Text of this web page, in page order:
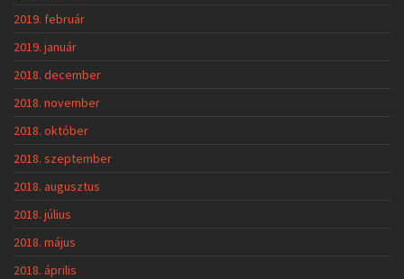
2019. február
2019. január
2018. december
2018. november
2018. október
2018. szeptember
2018. augusztus
2018. július
2018. május
2018. április